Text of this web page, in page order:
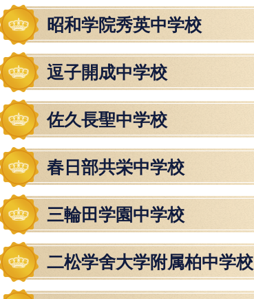
昭和学院秀英中学校
逗子開成中学校
佐久長聖中学校
春日部共栄中学校
三輪田学園中学校
二松学舍大学附属柏中学校